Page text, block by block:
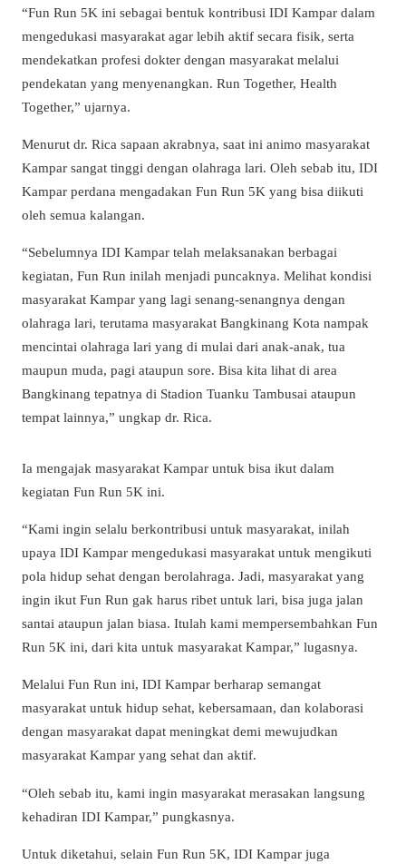
“Fun Run 5K ini sebagai bentuk kontribusi IDI Kampar dalam
mengedukasi masyarakat agar lebih aktif secara fisik, serta
mendekatkan profesi dokter dengan masyarakat melalui
pendekatan yang menyenangkan. Run Together, Health
Together,” ujarnya.
Menurut dr. Rica sapaan akrabnya, saat ini animo masyarakat
Kampar sangat tinggi dengan olahraga lari. Oleh sebab itu, IDI
Kampar perdana mengadakan Fun Run 5K yang bisa diikuti
oleh semua kalangan.
“Sebelumnya IDI Kampar telah melaksanakan berbagai
kegiatan, Fun Run inilah menjadi puncaknya. Melihat kondisi
masyarakat Kampar yang lagi senang-senangnya dengan
olahraga lari, terutama masyarakat Bangkinang Kota nampak
mencintai olahraga lari yang di mulai dari anak-anak, tua
maupun muda, pagi ataupun sore. Bisa kita lihat di area
Bangkinang tepatnya di Stadion Tuanku Tambusai ataupun
tempat lainnya,” ungkap dr. Rica.
Ia mengajak masyarakat Kampar untuk bisa ikut dalam
kegiatan Fun Run 5K ini.
“Kami ingin selalu berkontribusi untuk masyarakat, inilah
upaya IDI Kampar mengedukasi masyarakat untuk mengikuti
pola hidup sehat dengan berolahraga. Jadi, masyarakat yang
ingin ikut Fun Run gak harus ribet untuk lari, bisa juga jalan
santai ataupun jalan biasa. Itulah kami mempersembahkan Fun
Run 5K ini, dari kita untuk masyarakat Kampar,” lugasnya.
Melalui Fun Run ini, IDI Kampar berharap semangat
masyarakat untuk hidup sehat, kebersamaan, dan kolaborasi
dengan masyarakat dapat meningkat demi mewujudkan
masyarakat Kampar yang sehat dan aktif.
“Oleh sebab itu, kami ingin masyarakat merasakan langsung
kehadiran IDI Kampar,” pungkasnya.
Untuk diketahui, selain Fun Run 5K, IDI Kampar juga